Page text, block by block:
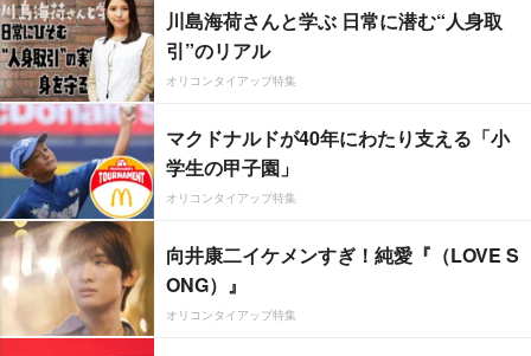
川島海荷さんと学ぶ 日常に潜む“人身取
引”のリアル
オリコンタイアップ特集
マクドナルドが40年にわたり支える「小
学生の甲子園」
オリコンタイアップ特集
向井康二イケメンすぎ！純愛『（LOVE S
ONG）』
オリコンタイアップ特集